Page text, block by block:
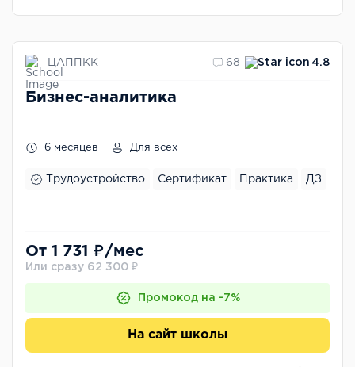
ЦАППКК 68 4.8
Бизнес-аналитика
6 месяцев Для всех
Трудоустройство Сертификат Практика ДЗ
От 1 731 ₽/мес
Или сразу 62 300 ₽
Промокод на -7%
На сайт школы